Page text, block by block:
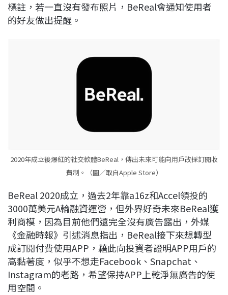
標註，若一直沒有發布照片，BeReal會通知使用者
的好友做出提醒。
2020年成立後爆紅的社交軟體BeReal，傳出未來可能向用戶改採訂閱收
費制。（圖／取自Apple Store）
BeReal 2020成立，過去2年靠a16z和Accel領投的
3000萬美元A輪融資運營，但外界好奇未來BeReal獲
利商模，因為目前他們還完全沒有廣告露出，外媒
《金融時報》引述消息指出，BeReal接下來想轉型
成訂閱付費使用APP，藉此向投資者證明APP用戶的
高黏著度，似乎不想走Facebook、Snapchat、
Instagram的老路，希望保持APP上乾淨無廣告的使
用空間。